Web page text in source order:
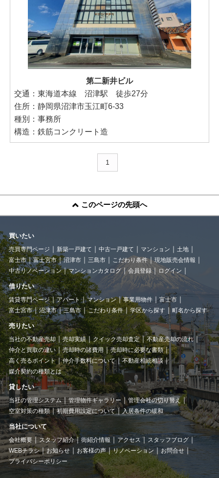
第二新井ビル
交通：東海道本線 沼津駅 徒歩27分
住所：静岡県沼津市玉江町6-33
種別：事務所
構造：鉄筋コンクリート造
1
このページの先頭へ
買いたい
売買専門ページ 新築一戸建て 中古一戸建て マンション
土地
富士市
富士宮市 沼津市 三島市 こだわり条件
現地販売会情報
中古リノベーション
マンションカタログ 会員登録 ログイン
借りたい
賃貸専門ページ アパート マンション 事業用物件
富士市
富士宮市
沼津市 三島市 こだわり条件 学区から探す 町名から探す
売りたい
当社の不動産売却 売却実績 クイック売却査定
不動産売却の流れ
仲介と買取の違い
売却時の諸費用
売却時に必要な書類
高く売るポイント
仲介手数料について
不動産相続相談
媒介契約の種類とは
貸したい
当社の管理システム 管理物件ギャラリー
管理会社の切り替え
空室対策の種類
初期費用設定について 入居条件の緩和
当社について
会社概要 スタッフ紹介 街紹介情報 アクセス
スタッフブログ
WEBチラシ
お知らせ お客様の声 リノベーション
お問合せ
プライバシーポリシー